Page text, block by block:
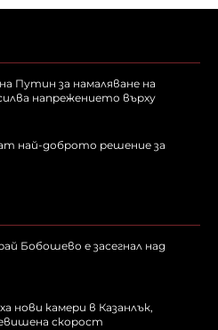
Путин за намаляване на
напрежението върху
най-доброто решение за
Бобошево е засегнал над
нови камери в Казанлък,
скорост